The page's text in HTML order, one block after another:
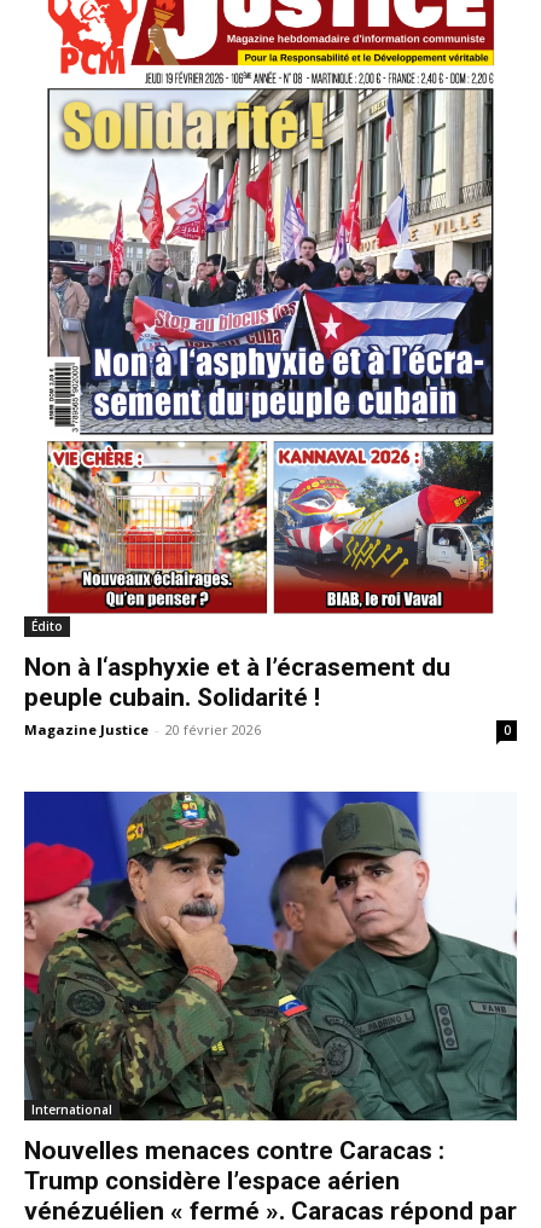
Édito
Non à l‘asphyxie et à l’écrasement du
peuple cubain. Solidarité !
Magazine Justice - 20 février 2026 0
International
Nouvelles menaces contre Caracas :
Trump considère l’espace aérien
vénézuélien « fermé ». Caracas répond par